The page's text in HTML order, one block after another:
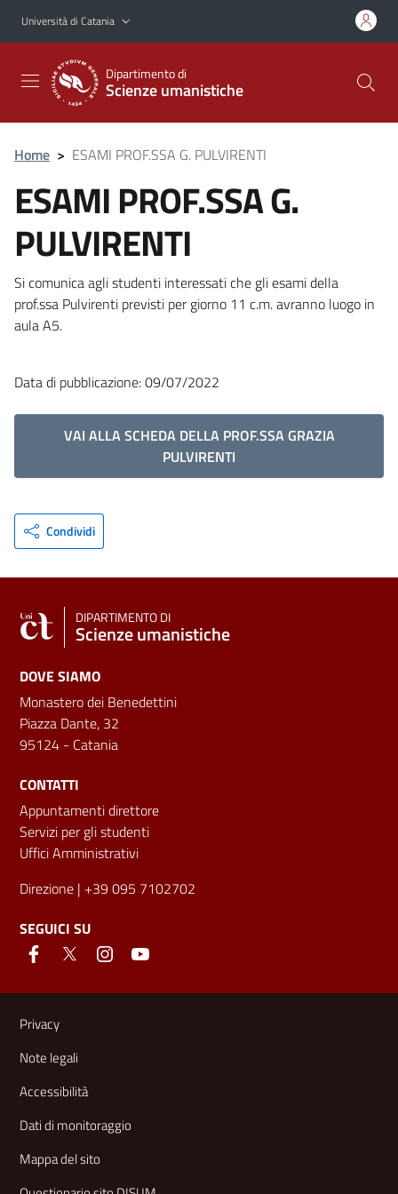
Vai al contenuto principale
Vai al menu di navigazione
Università di Catania
Dipartimento di
Scienze umanistiche
Home > ESAMI PROF.SSA G. PULVIRENTI
ESAMI PROF.SSA G.
PULVIRENTI
Si comunica agli studenti interessati che gli esami della
prof.ssa Pulvirenti previsti per giorno 11 c.m. avranno luogo in
aula A5.
Data di pubblicazione: 09/07/2022
VAI ALLA SCHEDA DELLA PROF.SSA GRAZIA
PULVIRENTI
Condividi
DIPARTIMENTO DI
Scienze umanistiche
DOVE SIAMO
Monastero dei Benedettini
Piazza Dante, 32
95124 - Catania
CONTATTI
Appuntamenti direttore
Servizi per gli studenti
Uffici Amministrativi
Direzione | +39 095 7102702
SEGUICI SU
Link e informazioni utili
Privacy
Note legali
Accessibilità
Dati di monitoraggio
Mappa del sito